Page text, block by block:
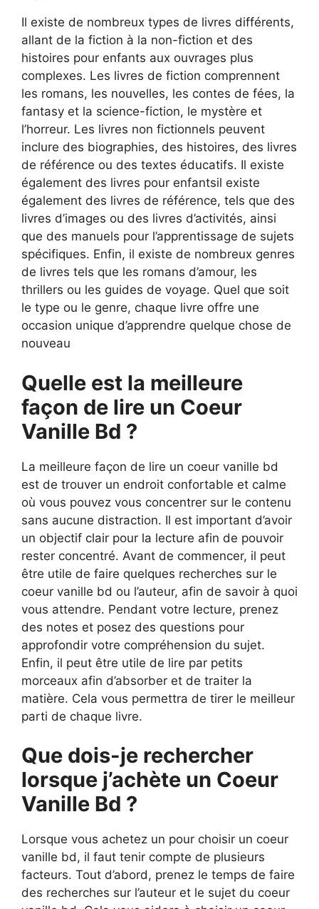
Il existe de nombreux types de livres différents,
allant de la fiction à la non-fiction et des
histoires pour enfants aux ouvrages plus
complexes. Les livres de fiction comprennent
les romans, les nouvelles, les contes de fées, la
fantasy et la science-fiction, le mystère et
l’horreur. Les livres non fictionnels peuvent
inclure des biographies, des histoires, des livres
de référence ou des textes éducatifs. Il existe
également des livres pour enfantsil existe
également des livres de référence, tels que des
livres d’images ou des livres d’activités, ainsi
que des manuels pour l’apprentissage de sujets
spécifiques. Enfin, il existe de nombreux genres
de livres tels que les romans d’amour, les
thrillers ou les guides de voyage. Quel que soit
le type ou le genre, chaque livre offre une
occasion unique d’apprendre quelque chose de
nouveau
Quelle est la meilleure
façon de lire un Coeur
Vanille Bd ?
La meilleure façon de lire un coeur vanille bd
est de trouver un endroit confortable et calme
où vous pouvez vous concentrer sur le contenu
sans aucune distraction. Il est important d’avoir
un objectif clair pour la lecture afin de pouvoir
rester concentré. Avant de commencer, il peut
être utile de faire quelques recherches sur le
coeur vanille bd ou l’auteur, afin de savoir à quoi
vous attendre. Pendant votre lecture, prenez
des notes et posez des questions pour
approfondir votre compréhension du sujet.
Enfin, il peut être utile de lire par petits
morceaux afin d’absorber et de traiter la
matière. Cela vous permettra de tirer le meilleur
parti de chaque livre.
Que dois-je rechercher
lorsque j’achète un Coeur
Vanille Bd ?
Lorsque vous achetez un pour choisir un coeur
vanille bd, il faut tenir compte de plusieurs
facteurs. Tout d’abord, prenez le temps de faire
des recherches sur l’auteur et le sujet du coeur